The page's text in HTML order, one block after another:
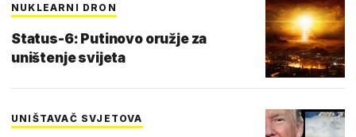
NUKLEARNI DRON
Status-6: Putinovo oružje za
uništenje svijeta
UNIŠTAVAČ SVJETOVA